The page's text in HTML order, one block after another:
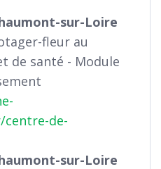
sur-Loire
fleur au
de santé - Module
de-
sur-Loire